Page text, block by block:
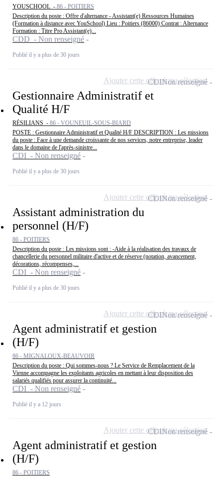
YOUSCHOOL - 86 - POITIERS
Description du poste : Offre d'alternance - Assistant(e) Ressources Humaines
(Formation à distance avec YouSchool) Lieu : Poitiers (86000) Contrat : Alternance
Formation : Titre Pro Assistant(e)...
CDD - Non renseigné
Publié il y a plus de 30 jours
Gestionnaire Administratif et
Qualité H/F
RÉSILIANS - 86 - VOUNEUIL-SOUS-BIARD
POSTE : Gestionnaire Administratif et Qualité H/F DESCRIPTION : Les missions
du poste : Face à une demande croissante de nos services, notre entreprise, leader
dans le domaine de l'après-sinistre...
CDI - Non renseigné
Publié il y a plus de 30 jours
CDINon renseigné
Ajouter cette offre à ma sélection
Assistant administration du
personnel (H/F)
86 - POITIERS
Description du poste : Les missions sont : -Aide à la réalisation des travaux de
chancellerie du personnel militaire d'active et de réserve (notation, avancement,
décorations, récompenses,...
CDI - Non renseigné
Publié il y a plus de 30 jours
CDINon renseigné
Ajouter cette offre à ma sélection
Agent administratif et gestion
(H/F)
86 - MIGNALOUX-BEAUVOIR
Description du poste : Qui sommes-nous ? Le Service de Remplacement de la
Vienne accompagne les exploitants agricoles en mettant à leur disposition des
salariés qualifiés pour assurer la continuité...
CDI - Non renseigné
Publié il y a 12 jours
CDINon renseigné
Ajouter cette offre à ma sélection
Agent administratif et gestion
(H/F)
86 - POITIERS
CDINon renseigné
Ajouter cette offre à ma sélection